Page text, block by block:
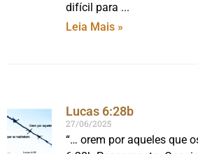
difícil para
Leia Mais »
Lucas 6:28b
27/06/2025
“… orem por aqueles que